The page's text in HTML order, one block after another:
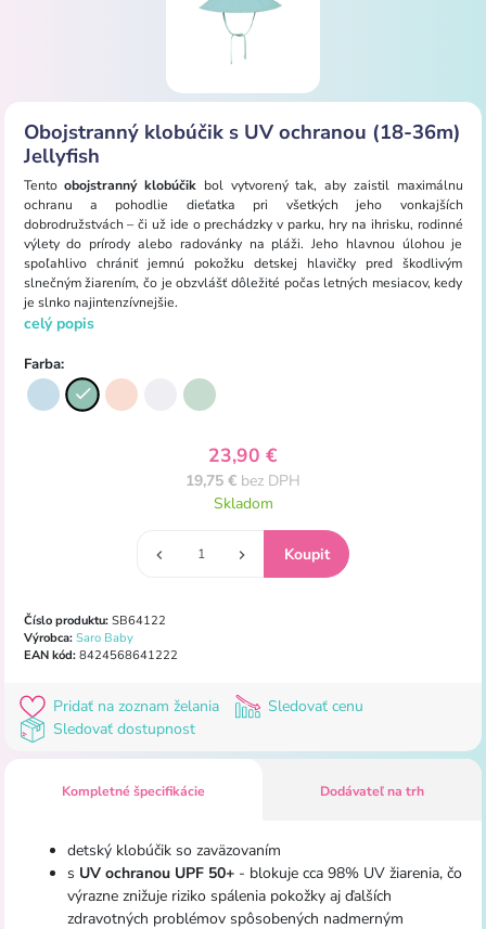
Obojstranný klobúčik s UV ochranou (18-36m)
Jellyfish
Tentoobojstranný klobúčik bol vytvorený tak, aby zaistil maximálnu
ochranu a pohodlie dieťatka pri všetkých jeho vonkajších
dobrodružstvách – či už ide o prechádzky v parku, hry na ihrisku, rodinné
výlety do prírody alebo radovánky na pláži. Jeho hlavnou úlohou je
spoľahlivo chrániť jemnú pokožku detskej hlavičky pred škodlivým
slnečným žiarením, čo je obzvlášť dôležité počas letných mesiacov, kedy
je slnko najintenzívnejšie.
celý popis
Farba:
23,90 €
19,75 € bez DPH
Skladom
Číslo produktu:SB64122
Výrobca: Saro Baby
EAN kód:8424568641222
Pridať na zoznam želania
Sledovať cenu
Sledovať dostupnost
Kompletné špecifikácie Dodávateľ na trh
detský klobúčik so zaväzovaním
s UV ochranou UPF 50+- blokuje cca 98% UV žiarenia, čo
výrazne znižuje riziko spálenia pokožky aj ďalších
zdravotných problémov spôsobených nadmerným